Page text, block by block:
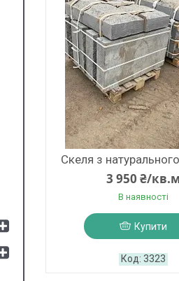
Скеля з
3 950 ₴/кв.м
В наявності
Купити
3323